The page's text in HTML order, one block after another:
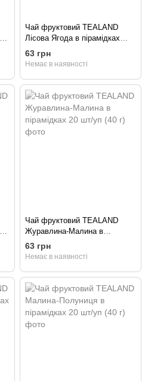
Чай фруктовий TEALAND
Лісова Ягода в пірамідках
20 шт/уп (40 г)
63 грн
Немає в наявності
Чай фруктовий TEALAND
Журавлина-Малина в
пірамідках 20 шт/уп (40 г)
63 грн
Немає в наявності